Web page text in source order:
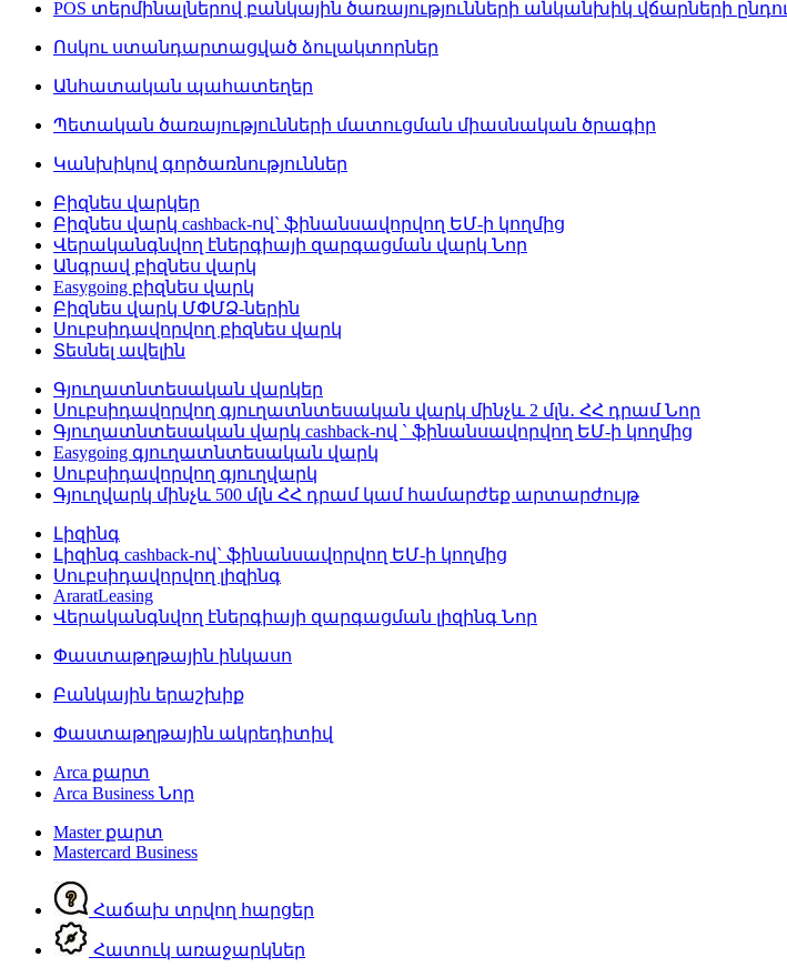
POS տերմինալներով բանկային ծառայությունների անկանխիկ վճարների
Ոսկու ստանդարտացված ձուլակտորներ
Անհատական պահատեղեր
Պետական ծառայությունների մատուցման միասնական ծրագիր
Կանխիկով գործառնություններ
Բիզնես վարկեր
Բիզնես վարկ cashback-ով` ֆինանսավորվող ԵՄ-ի կողմից
Վերականգնվող էներգիայի զարգացման վարկ Նոր
Անգրավ բիզնես վարկ
Easygoing բիզնես վարկ
Բիզնես վարկ ՄՓՄՁ-ներին
Սուբսիդավորվող բիզնես վարկ
Տեսնել ավելին
Գյուղատնտեսական վարկեր
Սուբսիդավորվող գյուղատնտեսական վարկ մինչև 2 մլն․ ՀՀ դրամՆոր
Գյուղատնտեսական վարկ cashback-ով ` ֆինանսավորվող ԵՄ-ի կողմից
Easygoing գյուղատնտեսական վարկ
Սուբսիդավորվող գյուղվարկ
Գյուղվարկ մինչև 500 մլն ՀՀ դրամ կամ համարժեք արտարժույթ
Լիզինգ
Լիզինգ cashback-ով` ֆինանսավորվող ԵՄ-ի կողմից
Սուբսիդավորվող լիզինգ
AraratLeasing
Վերականգնվող էներգիայի զարգացման լիզինգ Նոր
Փաստաթղթային ինկասո
Բանկային երաշխիք
Փաստաթղթային ակրեդիտիվ
Arca քարտ
Arca Business Նոր
Master քարտ
Mastercard Business
Հաճախ տրվող հարցեր
Հատուկ առաջարկներ